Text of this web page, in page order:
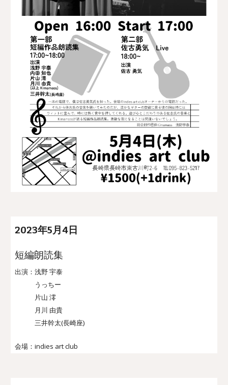
2023年5月4 日
短編朗読集
出演：浅野 宇泰
うっちー
片山 澪
月川 由貴
三井幹太(長崎座)
会場：indies art club